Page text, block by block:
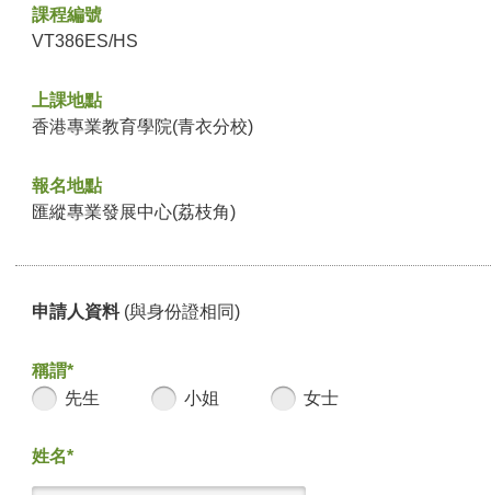
課程編號
VT386ES/HS
上課地點
香港專業教育學院(青衣分校)
報名地點
匯縱專業發展中心(荔枝角)
申請人資料 (與身份證相同)
稱謂*
先生
小姐 女士
姓名*